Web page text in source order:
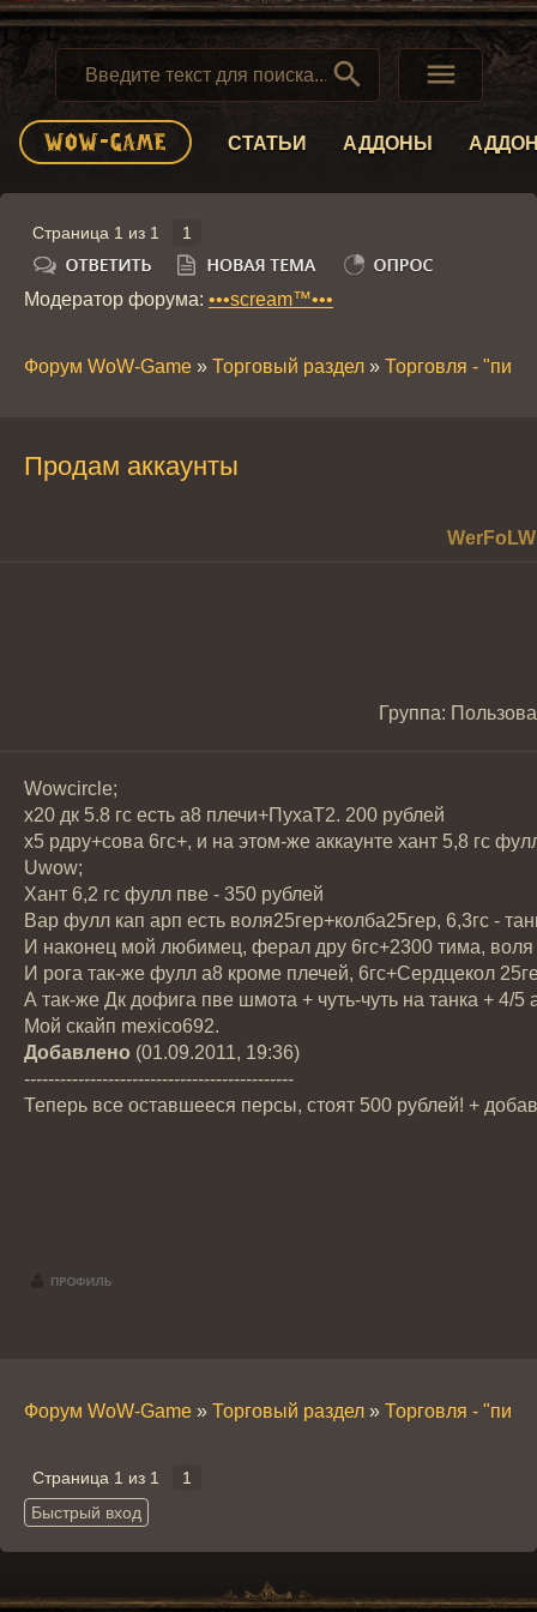
 
СТАТЬИ АДДОНЫ
Страница 1 из 1 1
Модератор форума: •••scream™•••
Форум WoW-Game » Торговый раздел » Торговля -
Продам аккаунты
WerFoLW
Группа:
Wowcircle;
x20 дк 5.8 гс есть а8 плечи+ПухаТ2. 200 рублей
x5 рдру+сова 6гс+, и на этом-же аккаунте хант 5,8 гс
Uwow;
Хант 6,2 гс фулл пве - 350 рублей
Вар фулл кап арп есть воля25гер+колба25гер, 6,3гс -
И наконец мой любимец, ферал дру 6гс+2300 тима,
И рога так-же фулл а8 кроме плечей, 6гс+Сердцекол
А так-же Дк дофига пве шмота + чуть-чуть на танка + 4/5
Мой скайп mexico692.
Добавлено (01.09.2011, 19:36)
---------------------------------------------
Теперь все оставшееся персы, стоят 500 рублей! +
Форум WoW-Game » Торговый раздел » Торговля -
Страница 1 из 1 1